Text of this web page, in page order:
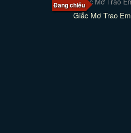
Đang chiếu
Giấc Mơ Trao Em